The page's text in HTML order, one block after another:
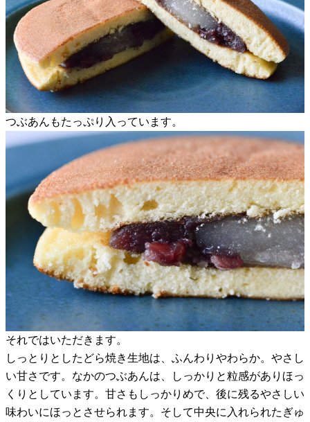
つぶあんもたっぷり入っています。
それではいただきます。
しっとりとしたどら焼き生地は、ふんわりやわらか。やさし
い甘さです。なかのつぶあんは、しっかりと粒感がありほっ
くりとしています。甘さもしっかりめで、後に残るやさしい
味わいにほっとさせられます。そして中央に入れられたぎゅ